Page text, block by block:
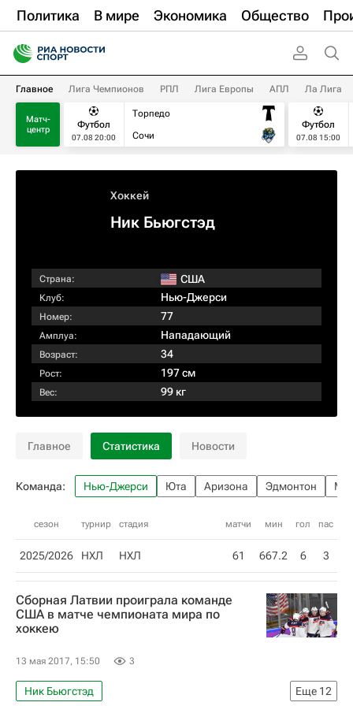
Политика В мире Экономика Общество
Главное Лига Чемпионов РПЛ Лига Европы АПЛ Ла Лига
Матч-
центр
Футбол
07.08 20:00
Торпедо
Сочи
Футбол
07.08 15:00
Хоккей
Ник Бьюгстэд
Страна: США
Клуб: Нью-Джерси
Номер: 77
Амплуа: Нападающий
Возраст: 34
Рост: 197 см
Вес: 99 кг
Главное Статистика Новости
Команда: Нью-Джерси Юта Аризона Эдмонтон
сезон турнир стадия матчи мин гол пас
2025/2026 НХЛ НХЛ 61 667.2 6 3
Сборная Латвии проиграла команде
США в матче чемпионата мира по
хоккею
13 мая 2017, 15:50 3
Еще 12
Ник Бьюгстэд